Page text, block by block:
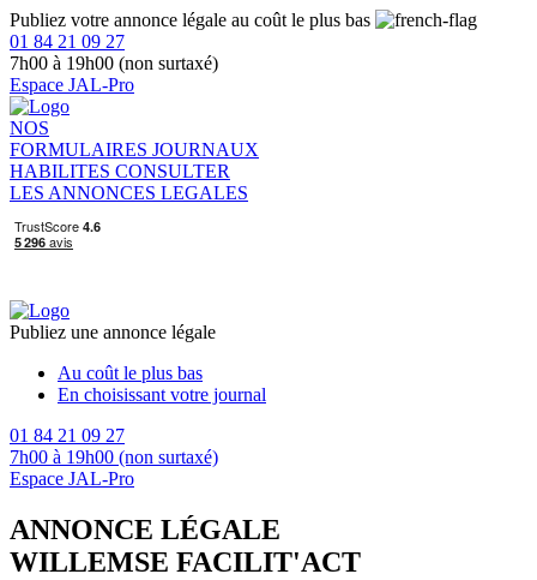
Publiez votre annonce légale au coût le plus bas
01 84 21 09 27
7h00 à 19h00 (non surtaxé)
Espace JAL-Pro
NOS
FORMULAIRES JOURNAUX
HABILITES CONSULTER
LES ANNONCES LEGALES
Publiez une annonce légale
Au coût le plus bas
En choisissant votre journal
01 84 21 09 27
7h00 à 19h00 (non surtaxé)
Espace JAL-Pro
ANNONCE LÉGALE
WILLEMSE FACILIT'ACT